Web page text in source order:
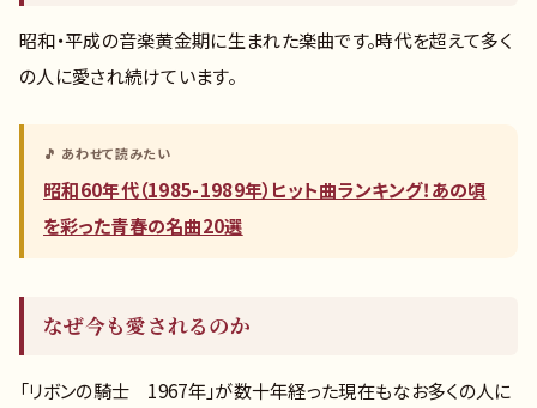
昭和・平成の音楽黄金期に生まれた楽曲です。時代を超えて多く
の人に愛され続けています。
🎵 あわせて読みたい
昭和60年代（1985-1989年）ヒット曲ランキング！あの頃
を彩った青春の名曲20選
なぜ今も愛されるのか
「リボンの騎士 1967年」が数十年経った現在もなお多くの人に